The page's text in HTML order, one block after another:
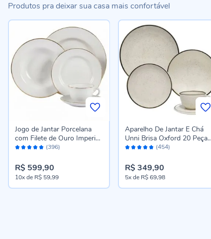
Produtos pra deixar sua casa mais confortável
Avaliação: (396)
Jogo de Jantar Porcelana
com Filete de Ouro Imperial
Havan Casa - 20 Peças
R$ 599,90
10xde R$ 59,99
Avaliação: (454)
Aparelho De Jantar E Chá
Unni Brisa Oxford 20 Peças
- Cerâmica
R$ 349,90
5xde R$ 69,98